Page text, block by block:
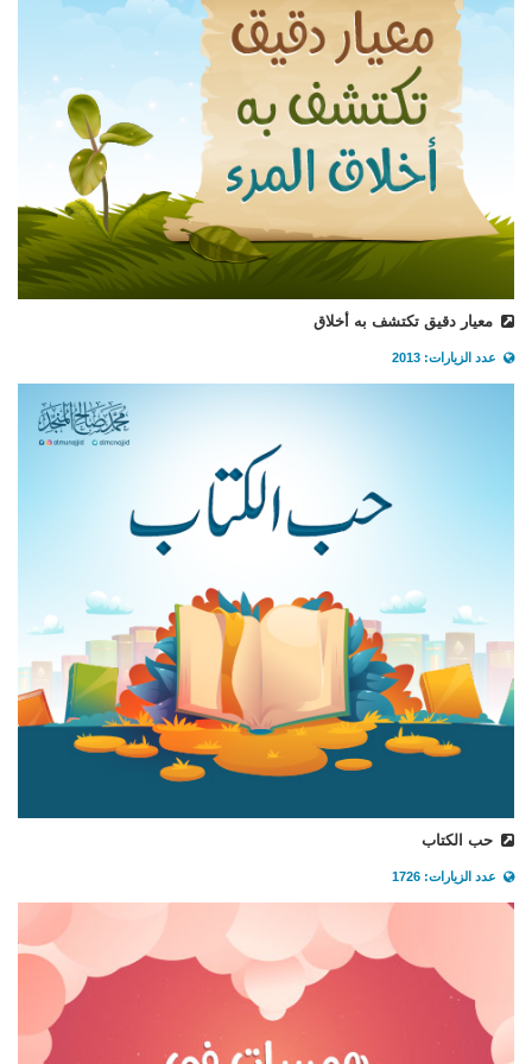
معيار دقيق تكتشف به أخلاق
عدد الزيارات: 2013
حب الكتاب
عدد الزيارات: 1726